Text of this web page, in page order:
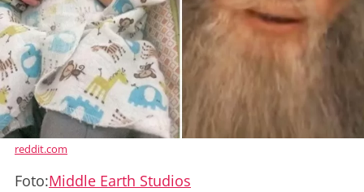
reddit.com
Foto:Middle Earth Studios